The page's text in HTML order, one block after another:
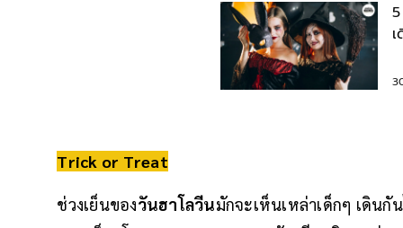
Trick or Treat
ช่วงเย็นของวันฮาโลวีนมักจะเห็นเหล่าเด็กๆ เดิน